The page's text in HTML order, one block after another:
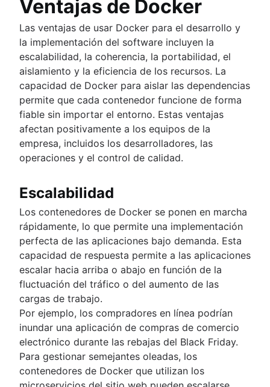
Ventajas de Docker
Las ventajas de usar Docker para el desarrollo y
la implementación del software incluyen la
escalabilidad, la coherencia, la portabilidad, el
aislamiento y la eficiencia de los recursos. La
capacidad de Docker para aislar las dependencias
permite que cada contenedor funcione de forma
fiable sin importar el entorno. Estas ventajas
afectan positivamente a los equipos de la
empresa, incluidos los desarrolladores, las
operaciones y el control de calidad.
Escalabilidad
Los contenedores de Docker se ponen en marcha
rápidamente, lo que permite una implementación
perfecta de las aplicaciones bajo demanda. Esta
capacidad de respuesta permite a las aplicaciones
escalar hacia arriba o abajo en función de la
fluctuación del tráfico o del aumento de las
cargas de trabajo.
Por ejemplo, los compradores en línea podrían
inundar una aplicación de compras de comercio
electrónico durante las rebajas del Black Friday.
Para gestionar semejantes oleadas, los
contenedores de Docker que utilizan los